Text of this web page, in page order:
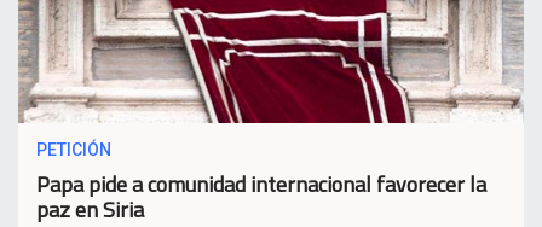
PETICIÓN
Papa pide a comunidad internacional favorecer la
paz en Siria